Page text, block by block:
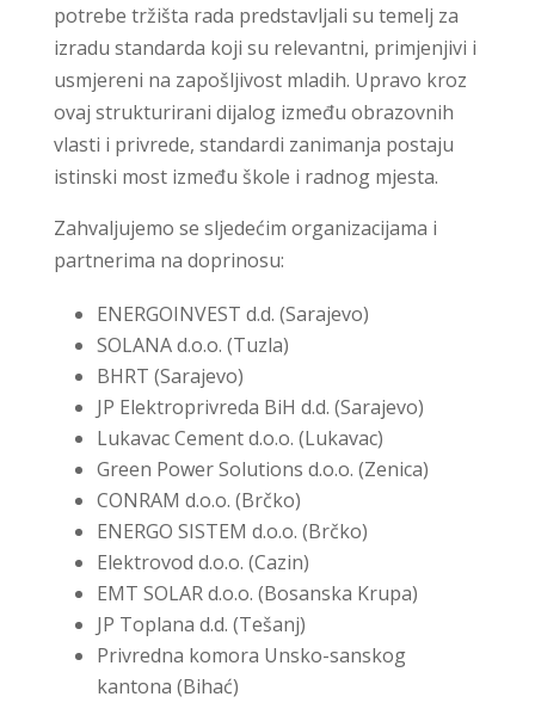
potrebe tržišta rada predstavljali su temelj za
izradu standarda koji su relevantni, primjenjivi i
usmjereni na zapošljivost mladih. Upravo kroz
ovaj strukturirani dijalog između obrazovnih
vlasti i privrede, standardi zanimanja postaju
istinski most između škole i radnog mjesta.
Zahvaljujemo se sljedećim organizacijama i
partnerima na doprinosu:
ENERGOINVEST d.d. (Sarajevo)
SOLANA d.o.o. (Tuzla)
BHRT (Sarajevo)
JP Elektroprivreda BiH d.d. (Sarajevo)
Lukavac Cement d.o.o. (Lukavac)
Green Power Solutions d.o.o. (Zenica)
CONRAM d.o.o. (Brčko)
ENERGO SISTEM d.o.o. (Brčko)
Elektrovod d.o.o. (Cazin)
EMT SOLAR d.o.o. (Bosanska Krupa)
JP Toplana d.d. (Tešanj)
Privredna komora Unsko-sanskog
kantona (Bihać)